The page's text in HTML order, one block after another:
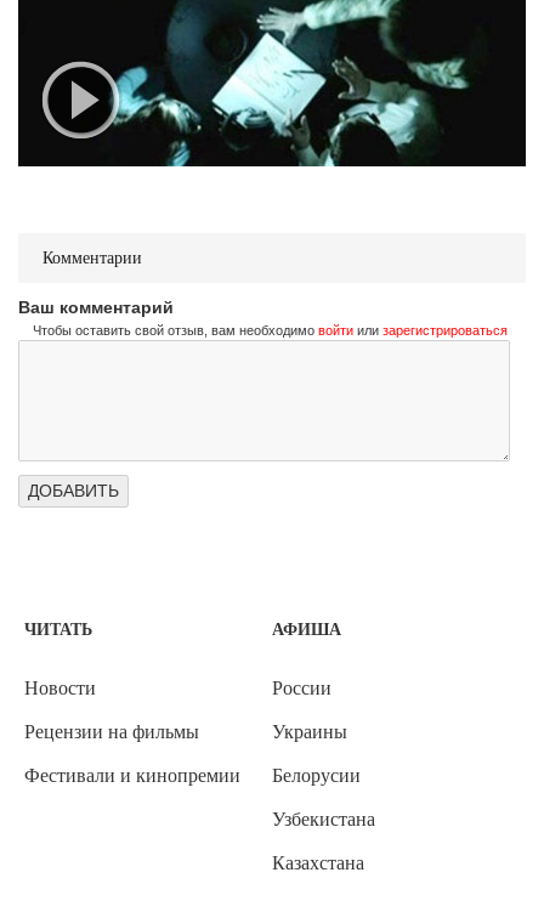
Комментарии
Ваш комментарий
Чтобы оставить свой отзыв, вам необходимо войти или зарегистрироваться
ЧИТАТЬ
Новости
Рецензии на фильмы
Фестивали и кинопремии
АФИША
России
Украины
Белорусии
Узбекистана
Казахстана